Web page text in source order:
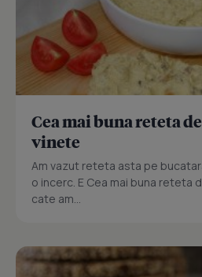
Cea mai buna reteta
vinete
Am vazut reteta asta pe
o incerc. E Cea mai buna reteta
cate am...